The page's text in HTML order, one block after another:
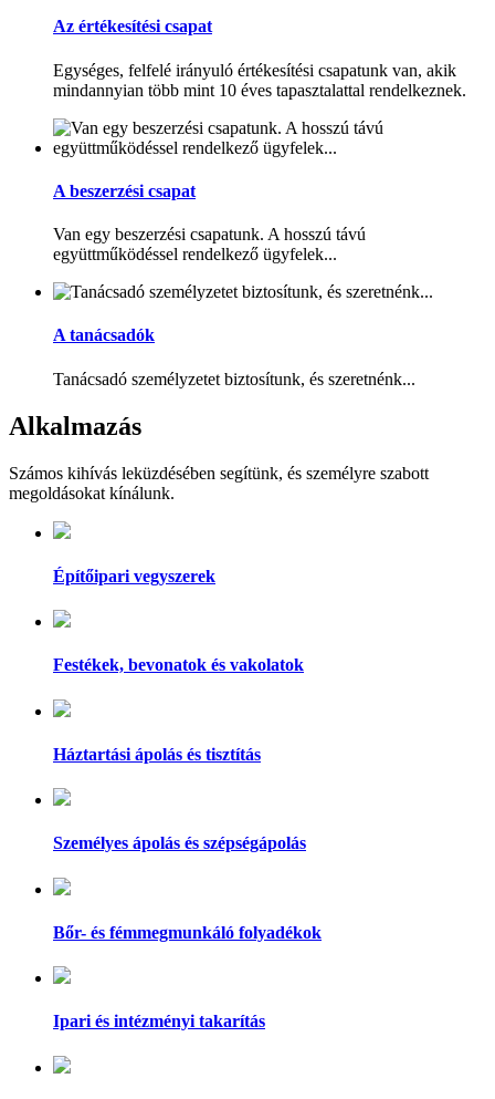
Az értékesítési csapat
Egységes, felfelé irányuló értékesítési csapatunk van, akik
mindannyian több mint 10 éves tapasztalattal rendelkeznek.
A beszerzési csapat
Van egy beszerzési csapatunk. A hosszú távú
együttműködéssel rendelkező ügyfelek...
A tanácsadók
Tanácsadó személyzetet biztosítunk, és szeretnénk...
Alkalmazás
Számos kihívás leküzdésében segítünk, és személyre szabott
megoldásokat kínálunk.
Építőipari vegyszerek
Festékek, bevonatok és vakolatok
Háztartási ápolás és tisztítás
Személyes ápolás és szépségápolás
Bőr- és fémmegmunkáló folyadékok
Ipari és intézményi takarítás